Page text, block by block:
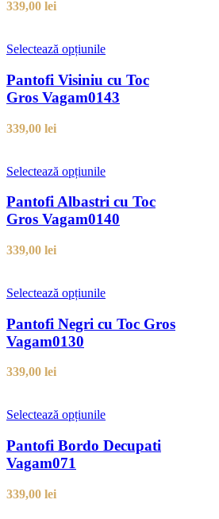
339,00 lei
Selectează opțiunile
Pantofi Visiniu cu Toc
Gros Vagam0143
339,00 lei
Selectează opțiunile
Pantofi Albastri cu Toc
Gros Vagam0140
339,00 lei
Selectează opțiunile
Pantofi Negri cu Toc Gros
Vagam0130
339,00 lei
Selectează opțiunile
Pantofi Bordo Decupati
Vagam071
339,00 lei